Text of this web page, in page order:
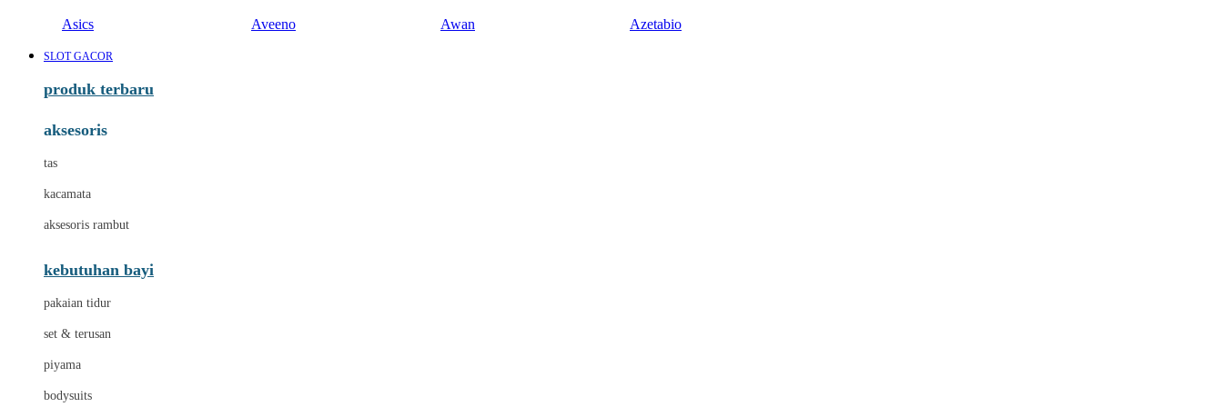
Asics Aveeno Awan Azetabio
SLOT GACOR
produk terbaru
aksesoris
tas
kacamata
aksesoris rambut
kebutuhan bayi
pakaian tidur
set & terusan
piyama
bodysuits